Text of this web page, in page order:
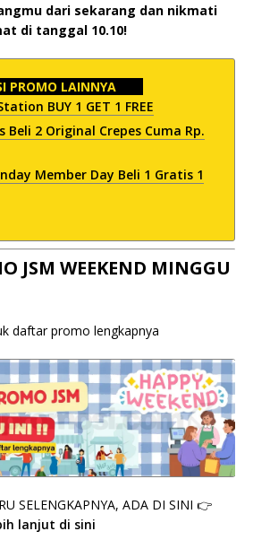
dari sekarang dan nikmati
di tanggal 10.10!
PROMO LAINNYA
BUY 1 GET 1 FREE
Beli 2 Original Crepes Cuma Rp.
Member Day Beli 1 Gratis 1
JSM WEEKEND MINGGU
daftar promo lengkapnya
SELENGKAPNYA, ADA DI SINI 👉
lanjut di sini